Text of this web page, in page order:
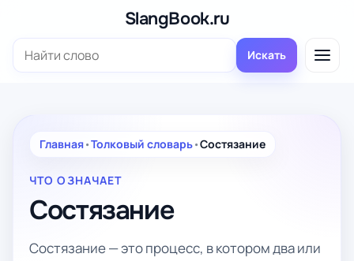
содержимому
SlangBook.ru
Поиск: Искать
Главная•Толковый словарь•Состязание
ЧТО ОЗНАЧАЕТ
Состязание
Состязание — это процесс, в котором два или